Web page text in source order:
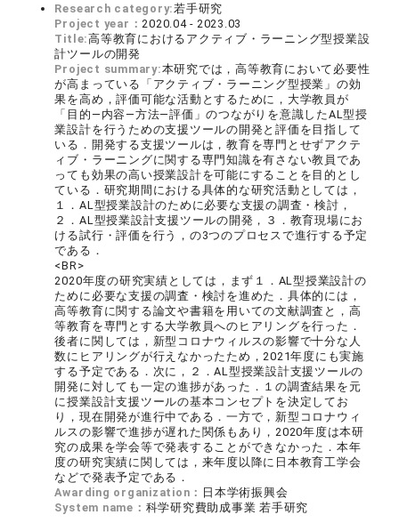
Research category:若手研究
Project year： 2020.04 - 2023.03
Title:高等教育におけるアクティブ・ラーニング型授業設
計ツールの開発
Project summary:本研究では，高等教育において必要性
が高まっている「アクティブ・ラーニング型授業」の効
果を高め，評価可能な活動とするために，大学教員が
「目的―内容―方法―評価」のつながりを意識したAL型授
業設計を行うための支援ツールの開発と評価を目指して
いる．開発する支援ツールは，教育を専門とせずアクテ
ィブ・ラーニングに関する専門知識を有さない教員であ
っても効果の高い授業設計を可能にすることを目的とし
ている．研究期間における具体的な研究活動としては，
１．AL型授業設計のために必要な支援の調査・検討，
２．AL型授業設計支援ツールの開発，３．教育現場にお
ける試行・評価を行う，の3つのプロセスで進行する予定
である．
<BR>
2020年度の研究実績としては，まず１．AL型授業設計の
ために必要な支援の調査・検討を進めた．具体的には，
高等教育に関する論文や書籍を用いての文献調査と，高
等教育を専門とする大学教員へのヒアリングを行った．
後者に関しては，新型コロナウィルスの影響で十分な人
数にヒアリングが行えなかったため，2021年度にも実施
する予定である．次に，２．AL型授業設計支援ツールの
開発に対しても一定の進捗があった．１の調査結果を元
に授業設計支援ツールの基本コンセプトを決定してお
り，現在開発が進行中である．一方で，新型コロナウィ
ルスの影響で進捗が遅れた関係もあり，2020年度は本研
究の成果を学会等で発表することができなかった．本年
度の研究実績に関しては，来年度以降に日本教育工学会
などで発表予定である．
Awarding organization： 日本学術振興会
System name： 科学研究費助成事業 若手研究